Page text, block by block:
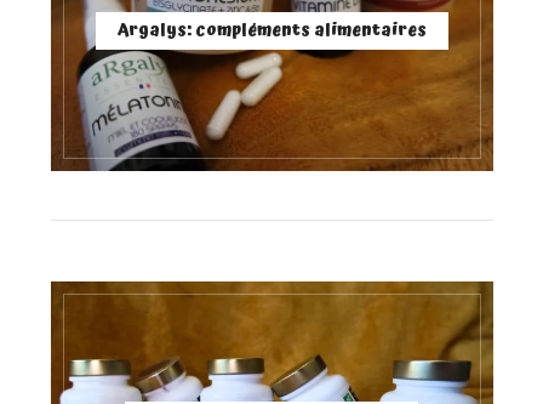
Argalys: compléments alimentaires